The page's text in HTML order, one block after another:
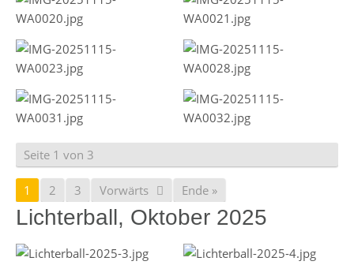
Seite 1 von 3
1 2 3 Vorwärts Ende »
Lichterball, Oktober 2025